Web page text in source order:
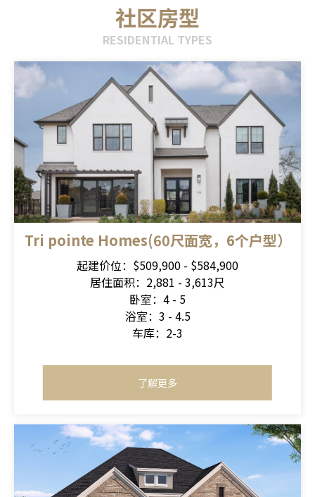
社区房型
RESIDENTIAL TYPES
Tri pointe Homes(60尺面宽，6个户型）
起建价位：$509,900 - $584,900
居住面积：2,881 - 3,613尺
卧室：4 - 5
浴室：3 - 4.5
车库：2-3
了解更多